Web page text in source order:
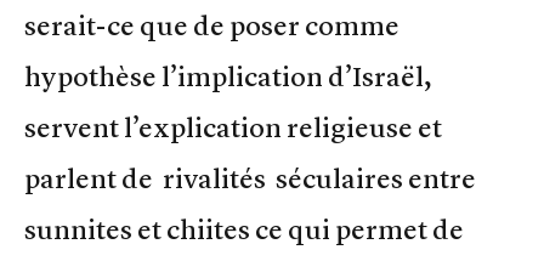
serait-ce que de poser comme
hypothèse l’implication d’Israël,
servent l’explication religieuse et
parlent de rivalités séculaires entre
sunnites et chiites ce qui permet de